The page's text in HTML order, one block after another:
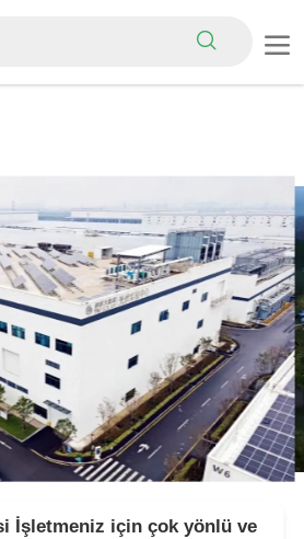
İşletmeniz için çok yönlü ve